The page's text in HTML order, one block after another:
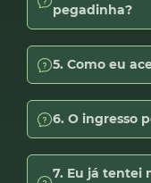
pegadinha?
5. Como eu
6. O ingresso
7. Eu já tentei